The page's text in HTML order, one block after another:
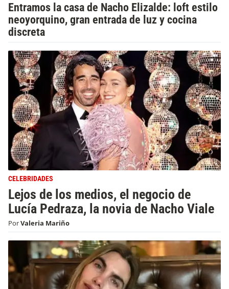
Entramos la casa de Nacho Elizalde: loft estilo
neoyorquino, gran entrada de luz y cocina
discreta
CELEBRIDADES
Lejos de los medios, el negocio de
Lucía Pedraza, la novia de Nacho Viale
PorValeria Mariño